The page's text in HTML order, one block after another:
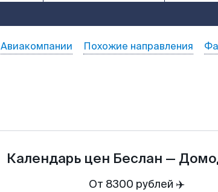
Авиакомпании Похожие направления
Календарь цен Беслан —
От 8300 рублей ✈️